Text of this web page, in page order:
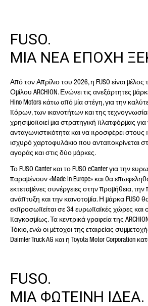
ΤΟ ΜΉΝΥΜΆ ΣΑΣ
ΕΠΙΛΟΓΉ)
* Υποχρεωτικό πεδίο
Η επεξεργασία, η αποθήκευση και η
σας και μόνο για την επεξεργασία του
σας. Για περισσότερες λεπτομέρειες
επεξεργασία των προσωπικών σας
την Daimler Truck AG, καθώς και
FUSO.
ΜΙΑ ΝΕΑ ΕΠΟΧΗ
Από τον Απρίλιο του 2026, η FUSO είναι
Ομίλου ARCHION. Ενώνει τις ανεξάρτητες
Hino Motors κάτω από μία στέγη, για την
πόρων, των ικανοτήτων και της
χρησιμοποιεί μια στρατηγική πλατφόρμας για
ανταγωνιστικότητα και να προσφέρει στους
ισχυρό χαρτοφυλάκιο που ανταποκρίνεται
αγοράς και στις δύο μάρκες.
Το FUSO Canter και το FUSO eCanter για την
παραμένουν «Made in Europe» και θα
εκτεταμένες συνέργειες στην προμήθεια,
ανάπτυξη και την καινοτομία. Η μάρκα FUSO
εκπροσωπείται σε 34 ευρωπαϊκές χώρες και
παγκοσμίως. Τα κεντρικά γραφεία της
Τόκιο, ενώ οι μέτοχοι της εταιρείας
Daimler Truck AG και η Toyota Motor Corporation
FUSO.
ΜΙΑ ΦΩΤΕΙΝΗ ΙΔΕΑ.